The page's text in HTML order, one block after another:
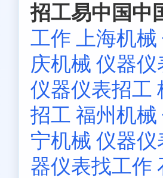
招工易中国中
工作 上海机
庆机械 仪器仪
仪器仪表招工
招工 福州机
宁机械 仪器仪
器仪表找工作